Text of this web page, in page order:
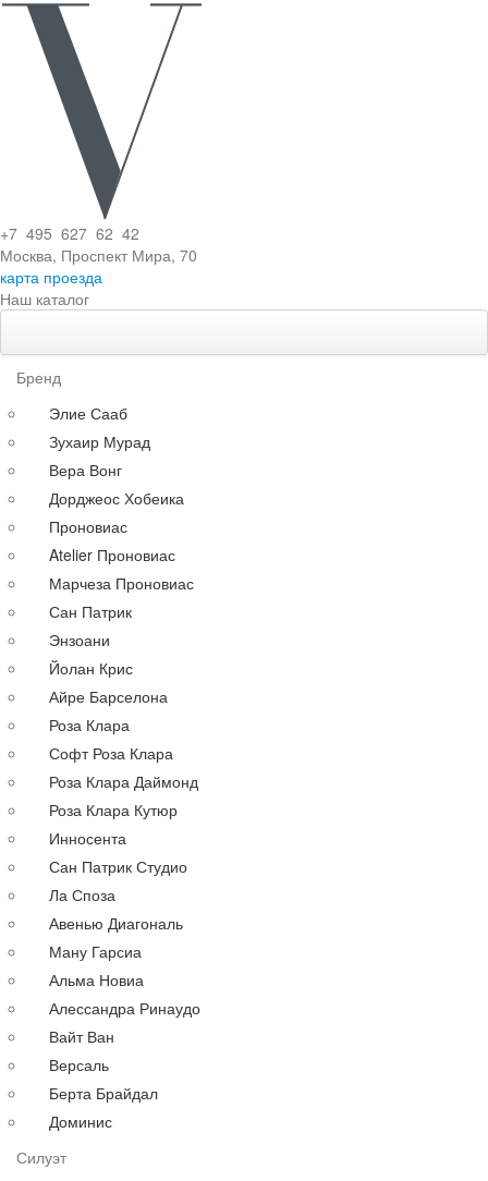
+7 495 627 62 42
Москва, Проспект Мира, 70
карта проезда
Наш каталог
Кружевные
С поясом
С длинными рукавами
Со шлейфом
По силуэту
Прямые
Пышные
Короткие
А-силуэт
Греческие
Русалка
По году
По цене
Недорогие
Дорогие
Распродажа
до 30000 руб.
до 40000 руб.
до 60000 руб.
до 80000 руб.
до 100000 руб.
Вечерние платья
Длинные
Коктейльные
Выпускные
Бренд
Элие Сааб
Зухаир Мурад
Вера Вонг
Дорджеос Хобеика
Проновиас
Atelier Проновиас
Марчеза Проновиас
Сан Патрик
Энзоани
Йолан Крис
Айре Барселона
Роза Клара
Софт Роза Клара
Роза Клара Даймонд
Роза Клара Кутюр
Инносента
Сан Патрик Студио
Ла Споза
Авенью Диагональ
Ману Гарсиа
Альма Новиа
Алессандра Ринаудо
Вайт Ван
Версаль
Берта Брайдал
Доминис
Силуэт